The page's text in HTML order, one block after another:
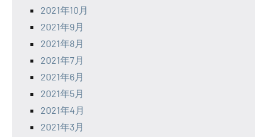
2021年10月
2021年9月
2021年8月
2021年7月
2021年6月
2021年5月
2021年4月
2021年3月